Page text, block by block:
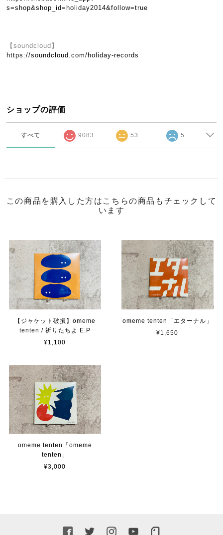
s=shop&shop_id=holiday2014&follow=true
【soundcloud】
https://soundcloud.com/holiday-records
ショップの評価
すべて 9083 53 5
この商品を購入した方はこちらの商品もチェックして
います
【ジャケット破損】omeme
tenten / 祈りたちよ E.P
¥1,100
omeme tenten「エターナル」
¥1,650
omeme tenten「omeme
tenten」
¥3,000